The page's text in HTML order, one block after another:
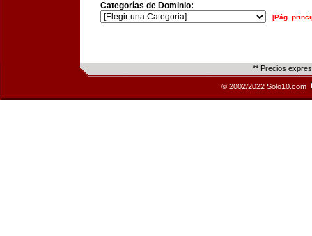
Categorías de Dominio:
[Pág.
** Precios
© 2002/2022 Solo10.com